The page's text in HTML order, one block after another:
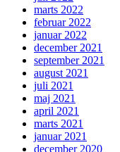
marts 2022
februar 2022
januar 2022
december 2021
september 2021
august 2021
juli 2021
maj 2021
april 2021
marts 2021
januar 2021
december 2020